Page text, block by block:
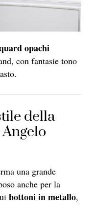
opachi
con fantasie tono
della
una grande
anche per la
bottoni in metallo,